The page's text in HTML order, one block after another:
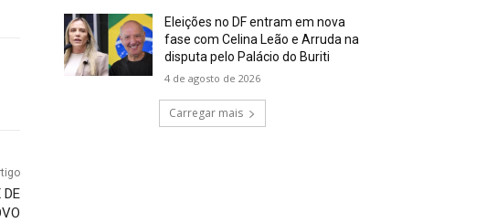
DE
Eleições no DF entram em nova
fase com Celina Leão e Arruda na
disputa pelo Palácio do Buriti
4 de agosto de 2026
Carregar mais